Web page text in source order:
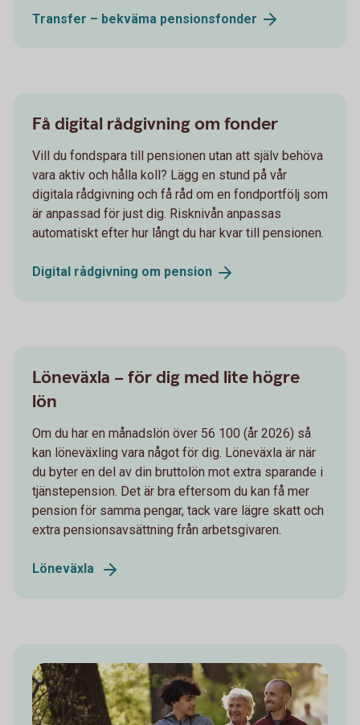
Transfer – bekväma pensionsfonder
Få digital rådgivning om fonder
Vill du fondspara till pensionen utan att själv behöva
vara aktiv och hålla koll? Lägg en stund på vår
digitala rådgivning och få råd om en fondportfölj som
är anpassad för just dig. Risknivån anpassas
automatiskt efter hur långt du har kvar till pensionen.
Digital rådgivning om pension
Löneväxla – för dig med lite högre
lön
Om du har en månadslön över 56 100 (år 2026) så
kan löneväxling vara något för dig. Löneväxla är när
du byter en del av din bruttolön mot extra sparande i
tjänstepension. Det är bra eftersom du kan få mer
pension för samma pengar, tack vare lägre skatt och
extra pensionsavsättning från arbetsgivaren.
Löneväxla